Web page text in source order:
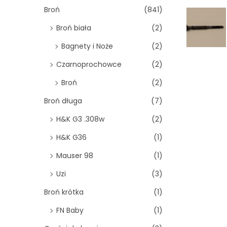
n
Broń
(841)
Broń biała
(2)
Bagnety i Noże
(2)
Czarnoprochowce
(2)
Broń
(2)
Broń długa
(7)
H&K G3 .308w
(2)
H&K G36
(1)
Mauser 98
(1)
Uzi
(3)
Broń krótka
(1)
FN Baby
(1)